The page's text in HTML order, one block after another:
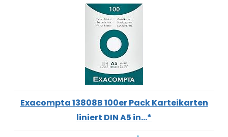
Exacompta 13808B 100er Pack Karteikarten
liniert DIN A5 in...*